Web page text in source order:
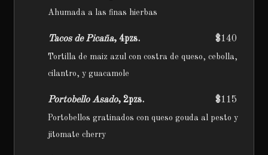
Ahumada a las finas hierbas
Tacos de Picaña, 4pzs. $140
Tortilla de maiz azul con costra de queso, cebolla,
cilantro, y guacamole
Portobello Asado, 2pzs. $115
Portobellos gratinados con queso gouda al pesto y
jitomate cherry